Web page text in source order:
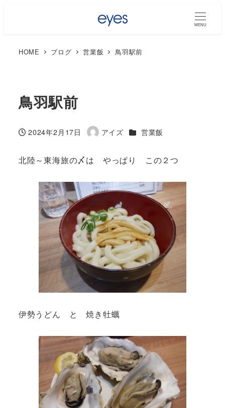
MENU
HOME ブログ 営業飯 鳥羽駅前
鳥羽駅前
投稿日
2024年2月17日
著
アイズ カテゴリー
営業飯
北陸～東海旅の〆は やっぱり この２つ
伊勢うどん と 焼き牡蠣